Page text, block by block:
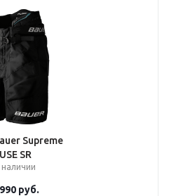
Supreme
SR
наличии
руб.